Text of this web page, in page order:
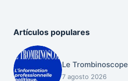
Artículos populares
Le Trombinoscope
7 agosto 2026